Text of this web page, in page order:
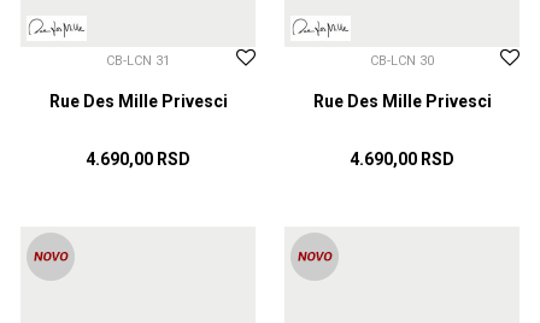
CB-LCN 31
Rue Des Mille Privesci
4.690,00 RSD
CB-LCN 30
Rue Des Mille Privesci
4.690,00 RSD